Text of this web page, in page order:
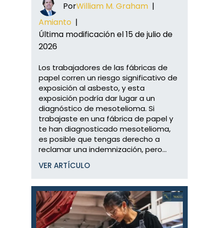
PorWilliam M. Graham |
Amianto |
Última modificación el 15 de julio de
2026
Los trabajadores de las fábricas de
papel corren un riesgo significativo de
exposición al asbesto, y esta
exposición podría dar lugar a un
diagnóstico de mesotelioma. Si
trabajaste en una fábrica de papel y
te han diagnosticado mesotelioma,
es posible que tengas derecho a
reclamar una indemnización, pero...
VER ARTÍCULO